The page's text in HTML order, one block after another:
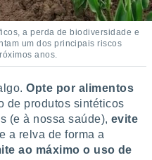
a perda de biodiversidade e
um dos principais riscos
anos.
Opte por alimentos
de produtos sintéticos
(e à nossa saúde), evite
a relva de forma a
ao máximo o uso de